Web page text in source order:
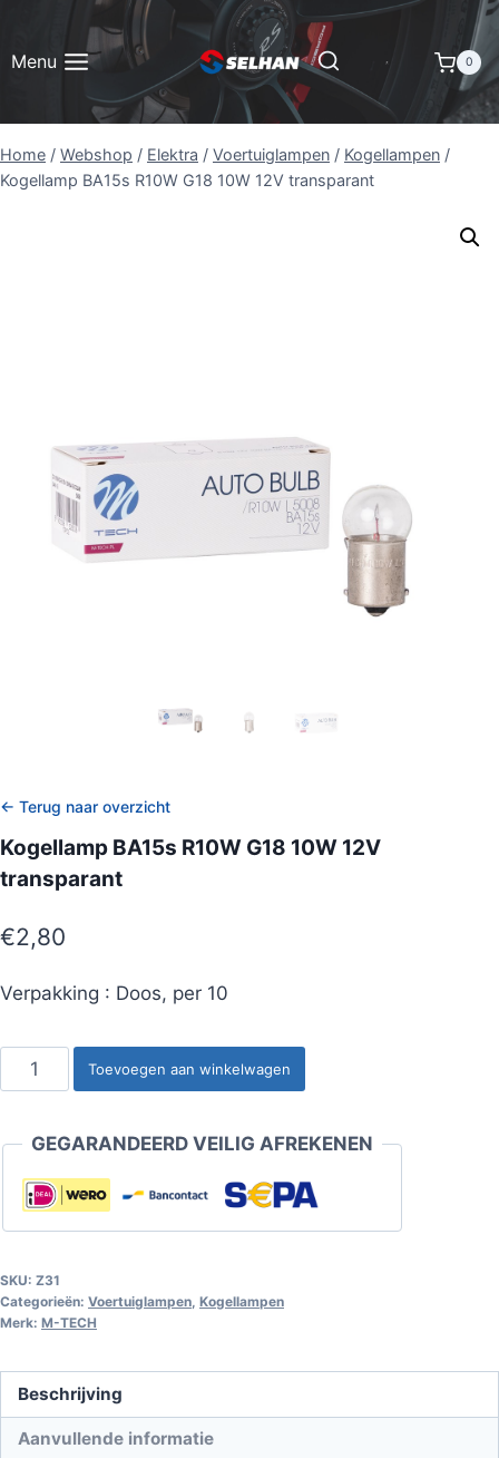
inhoud
Menu 0
Home / Webshop / Elektra / Voertuiglampen / Kogellampen /
Kogellamp BA15s R10W G18 10W 12V transparant
← Terug naar overzicht
Kogellamp BA15s R10W G18 10W 12V
transparant
€2,80
Verpakking : Doos, per 10
Kogellamp
BA15s
G18
10W
12V
aantal
Toevoegen aan winkelwagen
GEGARANDEERD VEILIG AFREKENEN
SKU: Z31
Categorieën: Voertuiglampen, Kogellampen
Merk: M-TECH
Beschrijving
Aanvullende informatie